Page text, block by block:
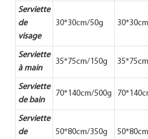
Serviette
de
visage
30*30cm/50g
Serviette
à main
35*75cm/150g
Serviette
de bain
70*140cm/500g
Serviette
de
50*80cm/350g